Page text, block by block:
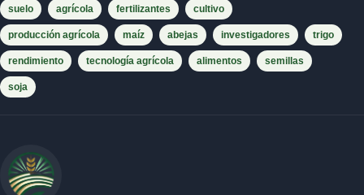
suelo agrícola fertilizantes cultivo
producción agrícola maíz abejas investigadores trigo
rendimiento tecnología agrícola alimentos semillas
soja